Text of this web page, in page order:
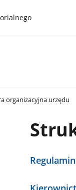
organizacyjna urzędu